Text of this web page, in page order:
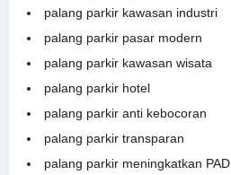
palang parkir kawasan industri
palang parkir pasar modern
palang parkir kawasan wisata
palang parkir hotel
palang parkir anti kebocoran
palang parkir transparan
palang parkir meningkatkan PAD